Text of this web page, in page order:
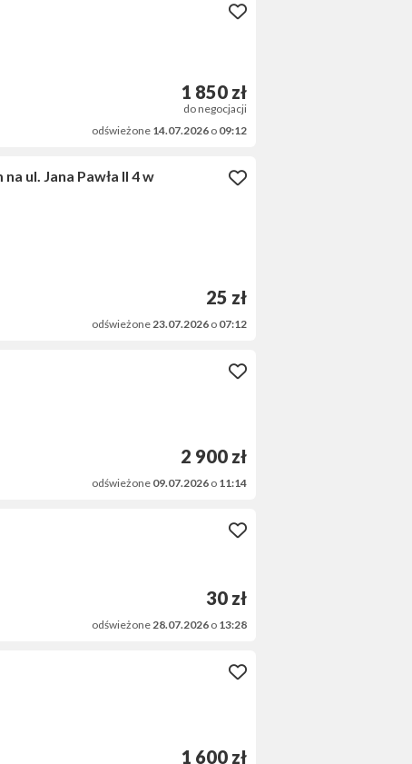
1 850 zł
do negocjacji
odświeżone 14.07.2026 o 09:12
ul. Jana Pawła II 4 w
25 zł
odświeżone 23.07.2026 o 07:12
2 900 zł
odświeżone 09.07.2026 o 11:14
30 zł
odświeżone 28.07.2026 o 13:28
1 600 zł